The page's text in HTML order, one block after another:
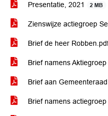
Presentatie, 2021 2 MB
Zienswijze actiegroep
Brief de heer
Brief namens
Brief aan
Brief namens